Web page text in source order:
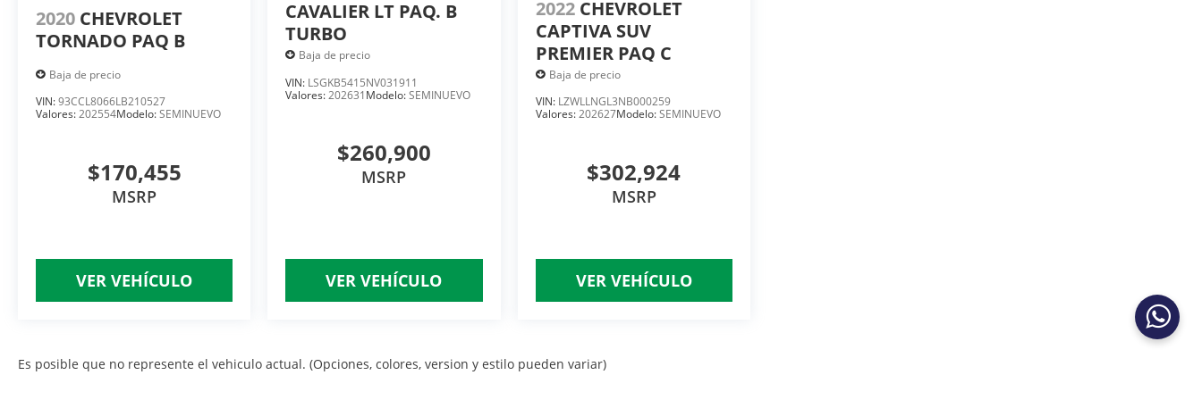
2020 CHEVROLET
TORNADO PAQ B
Baja de precio
VIN:93CCL8066LB210527
Valores:202554Modelo:SEMINUEVO
$170,455
MSRP
VER VEHÍCULO
CAVALIER LT PAQ. B
TURBO
Baja de precio
VIN: LSGKB5415NV031911
Valores:202631Modelo:SEMINUEVO
$260,900
MSRP
VER VEHÍCULO
2022 CHEVROLET
CAPTIVA SUV
PREMIER PAQ C
Baja de precio
VIN: LZWLLNGL3NB000259
Valores:202627Modelo:SEMINUEVO
$302,924
MSRP
VER VEHÍCULO
Es posible que no represente el vehiculo actual. (Opciones, colores, version y estilo pueden variar)